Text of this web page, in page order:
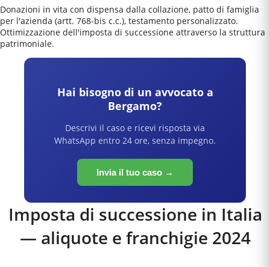
Donazioni in vita con dispensa dalla collazione, patto di famiglia
per l'azienda (artt. 768-bis c.c.), testamento personalizzato.
Ottimizzazione dell'imposta di successione attraverso la struttura
patrimoniale.
Hai bisogno di un avvocato a
Bergamo?
Descrivi il caso e ricevi risposta via
WhatsApp entro 24 ore, senza impegno.
Invia il tuo caso →
Imposta di successione in Italia
— aliquote e franchigie 2024